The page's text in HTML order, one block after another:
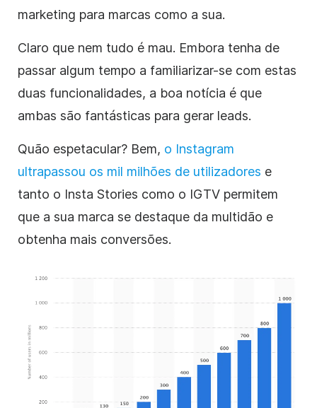
marketing para marcas como a sua.
Claro que nem tudo é mau. Embora tenha de
passar algum tempo a familiarizar-se com estas
duas funcionalidades, a boa notícia é que
ambas são fantásticas para gerar leads.
Quão espetacular? Bem, o Instagram
ultrapassou os mil milhões de utilizadores e
tanto o Insta Stories como o IGTV permitem
que a sua marca se destaque da multidão e
obtenha mais conversões.